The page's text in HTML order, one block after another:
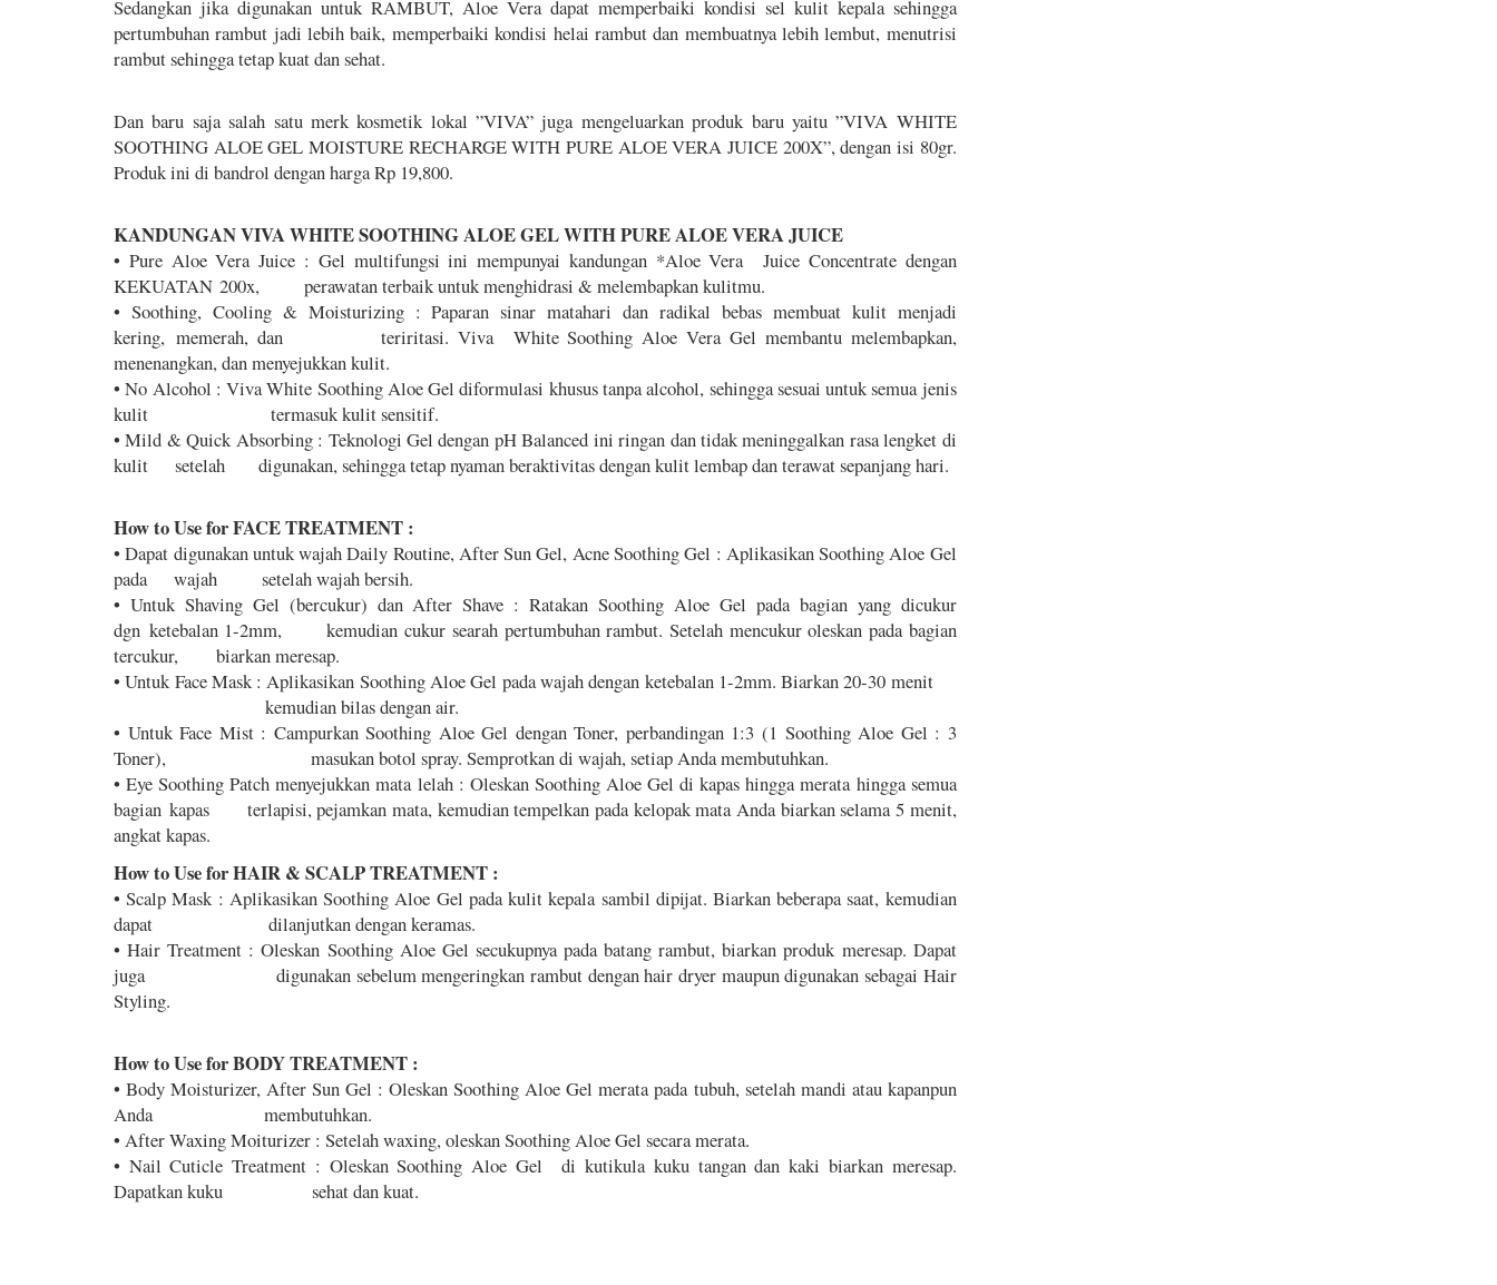
Sedangkan jika digunakan untuk RAMBUT, Aloe Vera dapat memperbaiki kondisi sel kulit kepala sehingga
pertumbuhan rambut jadi lebih baik, memperbaiki kondisi helai rambut dan membuatnya lebih lembut, menutrisi
rambut sehingga tetap kuat dan sehat.
Dan baru saja salah satu merk kosmetik lokal ”VIVA” juga mengeluarkan produk baru yaitu ”VIVA WHITE
SOOTHING ALOE GEL MOISTURE RECHARGE WITH PURE ALOE VERA JUICE 200X”, dengan isi 80gr.
Produk ini di bandrol dengan harga Rp 19,800.
KANDUNGAN VIVA WHITE SOOTHING ALOE GEL WITH PURE ALOE VERA JUICE
• Pure Aloe Vera Juice : Gel multifungsi ini mempunyai kandungan *Aloe Vera Juice Concentrate dengan
KEKUATAN 200x, perawatan terbaik untuk menghidrasi & melembapkan kulitmu.
• Soothing, Cooling & Moisturizing : Paparan sinar matahari dan radikal bebas membuat kulit menjadi
kering, memerah, dan teriritasi. Viva White Soothing Aloe Vera Gel membantu melembapkan,
menenangkan, dan menyejukkan kulit.
• No Alcohol : Viva White Soothing Aloe Gel diformulasi khusus tanpa alcohol, sehingga sesuai untuk semua jenis
kulit termasuk kulit sensitif.
• Mild & Quick Absorbing : Teknologi Gel dengan pH Balanced ini ringan dan tidak meninggalkan rasa lengket di
kulit setelah digunakan, sehingga tetap nyaman beraktivitas dengan kulit lembap dan terawat sepanjang hari.
How to Use for FACE TREATMENT :
• Dapat digunakan untuk wajah Daily Routine, After Sun Gel, Acne Soothing Gel : Aplikasikan Soothing Aloe Gel
pada wajah setelah wajah bersih.
• Untuk Shaving Gel (bercukur) dan After Shave : Ratakan Soothing Aloe Gel pada bagian yang dicukur
dgn ketebalan 1-2mm, kemudian cukur searah pertumbuhan rambut. Setelah mencukur oleskan pada bagian
tercukur, biarkan meresap.
• Untuk Face Mask : Aplikasikan Soothing Aloe Gel pada wajah dengan ketebalan 1-2mm. Biarkan 20-30 menit
kemudian bilas dengan air.
• Untuk Face Mist : Campurkan Soothing Aloe Gel dengan Toner, perbandingan 1:3 (1 Soothing Aloe Gel : 3
Toner), masukan botol spray. Semprotkan di wajah, setiap Anda membutuhkan.
• Eye Soothing Patch menyejukkan mata lelah : Oleskan Soothing Aloe Gel di kapas hingga merata hingga semua
bagian kapas terlapisi, pejamkan mata, kemudian tempelkan pada kelopak mata Anda biarkan selama 5 menit,
angkat kapas.
How to Use for HAIR & SCALP TREATMENT :
• Scalp Mask : Aplikasikan Soothing Aloe Gel pada kulit kepala sambil dipijat. Biarkan beberapa saat, kemudian
dapat dilanjutkan dengan keramas.
• Hair Treatment : Oleskan Soothing Aloe Gel secukupnya pada batang rambut, biarkan produk meresap. Dapat
juga digunakan sebelum mengeringkan rambut dengan hair dryer maupun digunakan sebagai Hair
Styling.
How to Use for BODY TREATMENT :
• Body Moisturizer, After Sun Gel : Oleskan Soothing Aloe Gel merata pada tubuh, setelah mandi atau kapanpun
Anda membutuhkan.
• After Waxing Moiturizer : Setelah waxing, oleskan Soothing Aloe Gel secara merata.
• Nail Cuticle Treatment : Oleskan Soothing Aloe Gel di kutikula kuku tangan dan kaki biarkan meresap.
Dapatkan kuku sehat dan kuat.